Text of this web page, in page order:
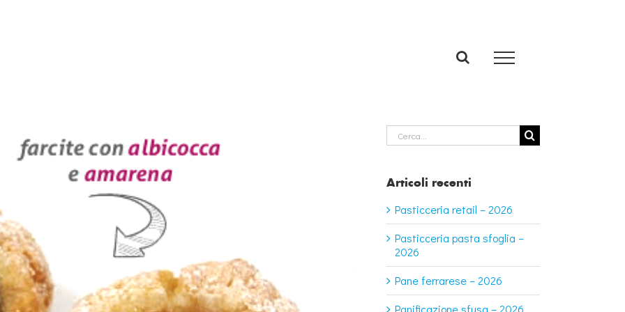
Cerca
per:
Articoli recenti
Pasticceria retail – 2026
Pasticceria pasta sfoglia –
2026
Pane ferrarese – 2026
Panificazione sfusa – 2026